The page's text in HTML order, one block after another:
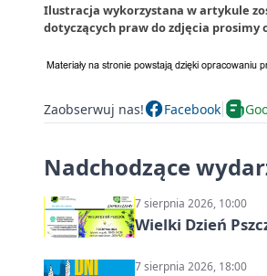
Ilustracja wykorzystana w artykule
dotyczących praw do zdjęcia prosimy
Zaobserwuj nas! Facebook
Nadchodzące
7 sierpnia 2026, 10:00
Wielki Dzień
7 sierpnia 2026, 18:00